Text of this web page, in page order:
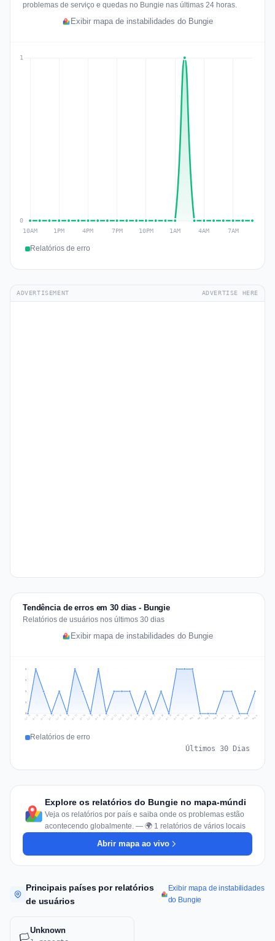
problemas de serviço e quedas no Bungie nas últimas 24 horas.
Exibir mapa de instabilidades do Bungie
Relatórios de erro
ADVERTISEMENT ADVERTISE HERE
Tendência de erros em 30 dias - Bungie
Relatórios de usuários nos últimos 30 dias
Exibir mapa de instabilidades do Bungie
1
1
2
2
Jul 11 Jul 12 Jul 13 Jul 14 Jul 15 Jul 16 Jul 17 Jul 18 Jul 19 Jul 20 Jul 21 Jul 22 Jul 23 Jul 24 Jul 25 Jul 26 Jul 27 Jul 28 Jul 29 Jul 30 Jul 31 Aug 1 Aug 2 Aug 3 Aug 4 Aug 5 Aug 6 Aug 7 Aug 8 Aug 9
Relatórios de erro
Últimos 30 Dias
Explore os relatórios do Bungie no mapa-múndi
Veja os relatórios por país e saiba onde os problemas estão
acontecendo globalmente. — 🌍 1 relatórios de vários locais
Abrir mapa ao vivo
Principais países por relatórios
de usuários
Exibir mapa de instabilidades
do Bungie
🏳️
Unknown